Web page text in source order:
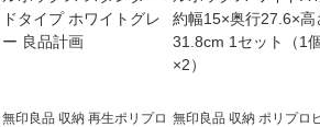
無印良品 収納 再生ポリプロ 無印良品 収納 ポリプロ